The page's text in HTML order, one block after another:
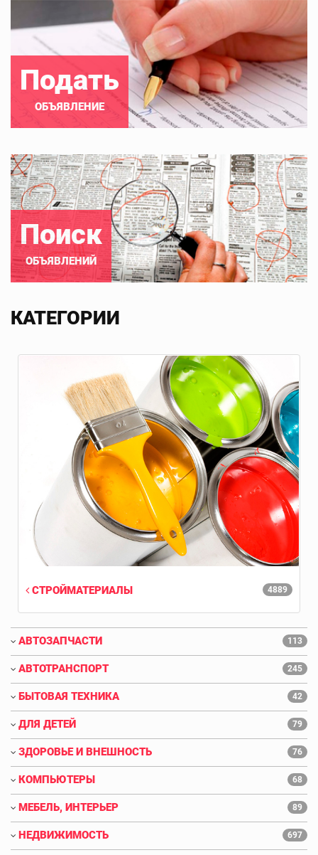
Подать
ОБЪЯВЛЕНИЕ
Поиск
ОБЪЯВЛЕНИЙ
КАТЕГОРИИ
4889
СТРОЙМАТЕРИАЛЫ
АВТОЗАПЧАСТИ 113
АВТОТРАНСПОРТ 245
БЫТОВАЯ ТЕХНИКА 42
ДЛЯ ДЕТЕЙ 79
ЗДОРОВЬЕ И ВНЕШНОСТЬ 76
КОМПЬЮТЕРЫ 68
МЕБЕЛЬ, ИНТЕРЬЕР 89
НЕДВИЖИМОСТЬ 697